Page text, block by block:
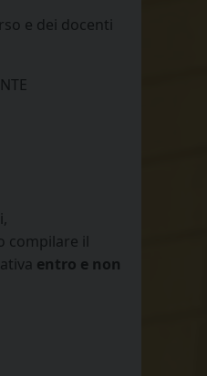
e dei docenti
il
entro e non